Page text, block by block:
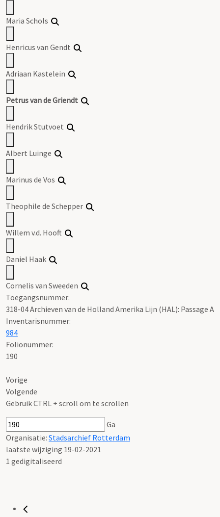
Maria Schols
Henricus van Gendt
Adriaan Kastelein
Petrus van de Griendt
Hendrik Stutvoet
Albert Luinge
Marinus de Vos
Theophile de Schepper
Willem v.d. Hooft
Daniel Haak
Cornelis van Sweeden
Toegangsnummer:
318-04 Archieven van de Holland Amerika Lijn (HAL): Passage A
Inventarisnummer:
984
Folionummer:
190
Vorige
Volgende
Gebruik CTRL + scroll om te scrollen
Ga
Organisatie: Stadsarchief Rotterdam
laatste wijziging 19-02-2021
1 gedigitaliseerd